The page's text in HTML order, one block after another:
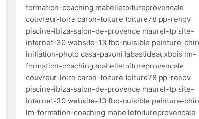
formation-coaching mabelletoitureprovencale
couvreur-loire caron-toiture toiture78 pp-renov
piscine-ibiza-salon-de-provence maurel-tp site-
internet-30 website-13 fbc-nuisible peinture-
initiation-photo casa-pavoni labastideauxbois lm-
formation-coaching mabelletoitureprovencale
couvreur-loire caron-toiture toiture78 pp-renov
piscine-ibiza-salon-de-provence maurel-tp site-
internet-30 website-13 fbc-nuisible peinture-
lm-formation-coaching mabelletoitureprovencale